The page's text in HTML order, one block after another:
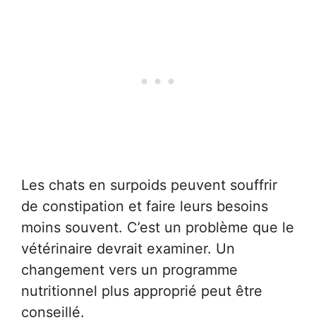
Les chats en surpoids peuvent souffrir
de constipation et faire leurs besoins
moins souvent. C’est un problème que le
vétérinaire devrait examiner. Un
changement vers un programme
nutritionnel plus approprié peut être
conseillé.